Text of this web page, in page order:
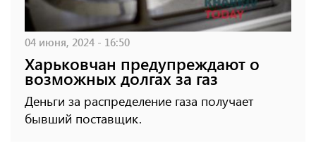
04 июня, 2024 - 16:50
Харьковчан предупреждают о
возможных долгах за газ
Деньги за распределение газа получает
бывший поставщик.